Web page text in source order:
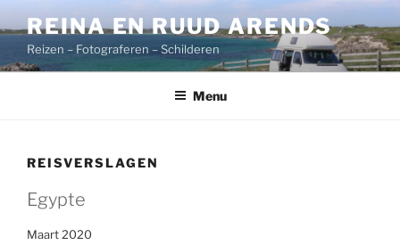
naar
inhoud
REINA EN RUUD ARENDS
Reizen – Fotograferen – Schilderen
Menu
REISVERSLAGEN
Egypte
Maart 2020